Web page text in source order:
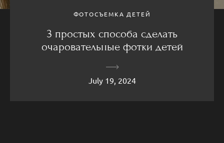
ФОТОСЪЕМКА ДЕТЕЙ
3 простых способа сделать
очаровательные фотки детей
July 19, 2024